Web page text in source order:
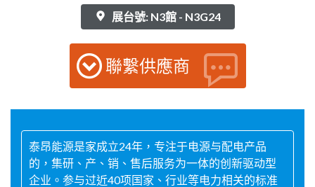
展台號: N3館 - N3G24
聯繫供應商
泰昂能源是家成立24年，专注于电源与配电产品
的，集研、产、销、售后服务为一体的创新驱动型
企业。参与过近40项国家、行业等电力相关的标准